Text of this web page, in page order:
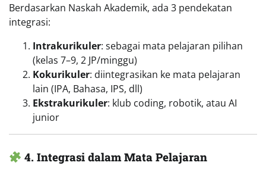
Berdasarkan Naskah Akademik, ada 3 pendekatan
integrasi:
Intrakurikuler: sebagai mata pelajaran pilihan
(kelas 7–9, 2 JP/minggu)
Kokurikuler: diintegrasikan ke mata pelajaran
lain (IPA, Bahasa, IPS, dll)
Ekstrakurikuler: klub coding, robotik, atau AI
junior
4. Integrasi dalam Mata Pelajaran